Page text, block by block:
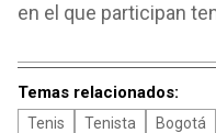
en el que participan
Temas relacionados:
Tenis Tenista Bogotá